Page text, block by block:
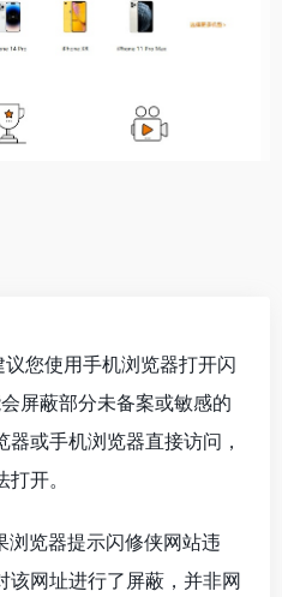
议您使用手机浏览器打开闪
屏蔽部分未备案或敏感的
或手机浏览器直接访问，
开。
浏览器提示闪修侠网站违
该网址进行了屏蔽，并非网